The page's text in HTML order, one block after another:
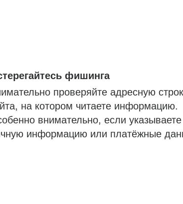
фишинга
проверяйте адресную
на котором читаете информацию.
внимательно, если указываете
информацию или платёжные